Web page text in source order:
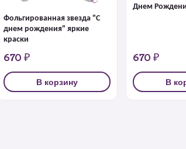
Фольгированная звезда "С
днем рождения" яркие
краски
670 ₽
В корзину
Днем
670 ₽
В